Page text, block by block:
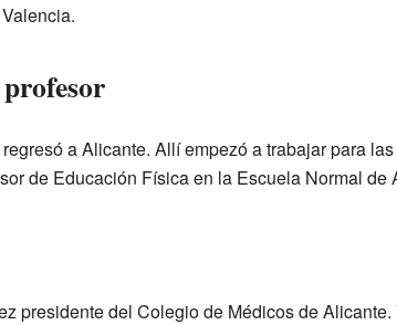
a Alicante. Allí empezó a trabajar para
de Educación Física en la Escuela Normal de
presidente del Colegio de Médicos de